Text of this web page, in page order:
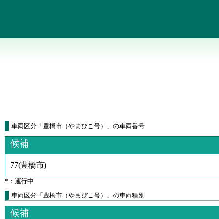
車両区分 「 豊橋市（やまびこ号） 」 の車両番号
候補
77(豊橋市)
*：運行中
車両区分「豊橋市（やまびこ号）」の車両種別
候補